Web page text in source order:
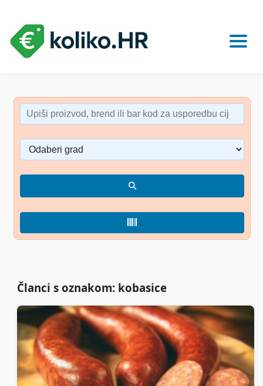
Članci s oznakom: kobasice